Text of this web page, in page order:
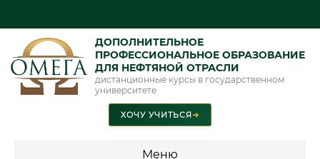
ДОПОЛНИТЕЛЬНОЕ
ПРОФЕССИОНАЛЬНОЕ ОБРАЗОВАНИЕ
ДЛЯ НЕФТЯНОЙ ОТРАСЛИ
дистанционные курсы в государственном
университете
ХОЧУ УЧИТЬСЯ➜
Меню